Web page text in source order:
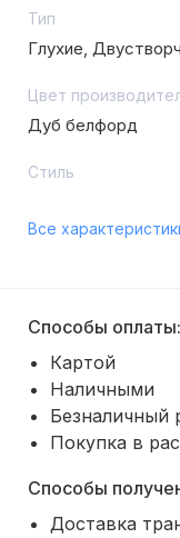
Тип
Глухие,
Цвет
Дуб белфорд
Стиль
Все
Способы оплаты:
Картой
Наличными
Безналичный
Покупка в
Способы
Доставка